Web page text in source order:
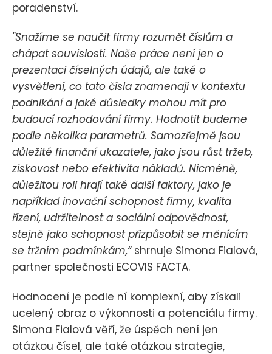
poradenství.
"Snažíme se naučit firmy rozumět číslům a
chápat souvislosti. Naše práce není jen o
prezentaci číselných údajů, ale také o
vysvětlení, co tato čísla znamenají v kontextu
podnikání a jaké důsledky mohou mít pro
budoucí rozhodování firmy. Hodnotit budeme
podle několika parametrů. Samozřejmě jsou
důležité finanční ukazatele, jako jsou růst tržeb,
ziskovost nebo efektivita nákladů. Nicméně,
důležitou roli hrají také další faktory, jako je
například inovační schopnost firmy, kvalita
řízení, udržitelnost a sociální odpovědnost,
stejně jako schopnost přizpůsobit se měnícím
se tržním podmínkám,“shrnuje Simona Fialová,
partner společnosti ECOVIS FACTA.
Hodnocení je podle ní komplexní, aby získali
ucelený obraz o výkonnosti a potenciálu firmy.
Simona Fialová věří, že úspěch není jen
otázkou čísel, ale také otázkou strategie,